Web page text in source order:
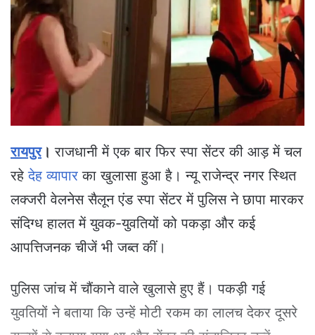
m
a
रायपुर। राजधानी में एक बार फिर स्पा सेंटर की आड़ में चल
रहेदेह व्यापार का खुलासा हुआ है। न्यू राजेन्द्र नगर स्थित
लक्जरी वेलनेस सैलून एंड स्पा सेंटर में पुलिस ने छापा मारकर
संदिग्ध हालत में युवक-युवतियों को पकड़ा और कई
आपत्तिजनक चीजें भी जब्त कीं।
पुलिस जांच में चौंकाने वाले खुलासे हुए हैं। पकड़ी गई
युवतियों ने बताया कि उन्हें मोटी रकम का लालच देकर दूसरे